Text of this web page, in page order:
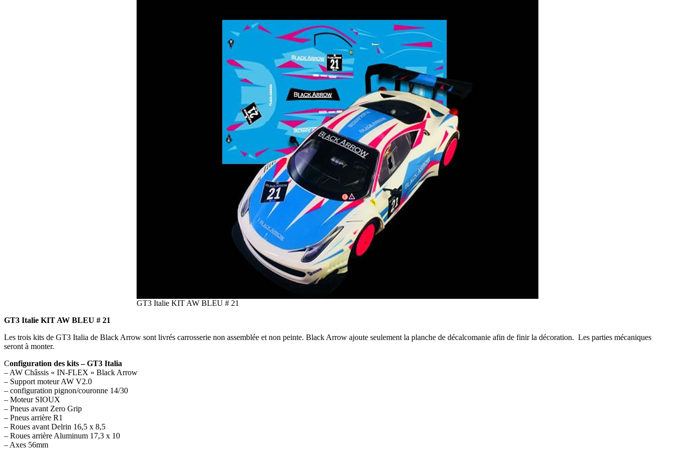
GT3 Italie KIT AW BLEU # 21
GT3 Italie KIT AW BLEU # 21
Les trois kits de GT3 Italia de Black Arrow sont livrés carrosserie non assemblée et non peinte. Black Arrow ajoute seulement la planche de décalcomanie afin de finir la décoration. Les parties mécaniques
seront à monter.
Configuration des kits – GT3 Italia
– AW Châssis « IN-FLEX » Black Arrow
– Support moteur AW V2.0
– configuration pignon/couronne 14/30
– Moteur SIOUX
– Pneus avant Zero Grip
– Pneus arrière R1
– Roues avant Delrin 16,5 x 8,5
– Roues arrière Aluminum 17,3 x 10
– Axes 56mm